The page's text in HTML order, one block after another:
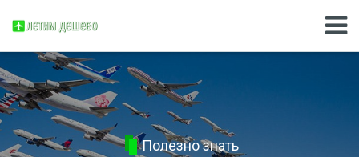
Полезно знать